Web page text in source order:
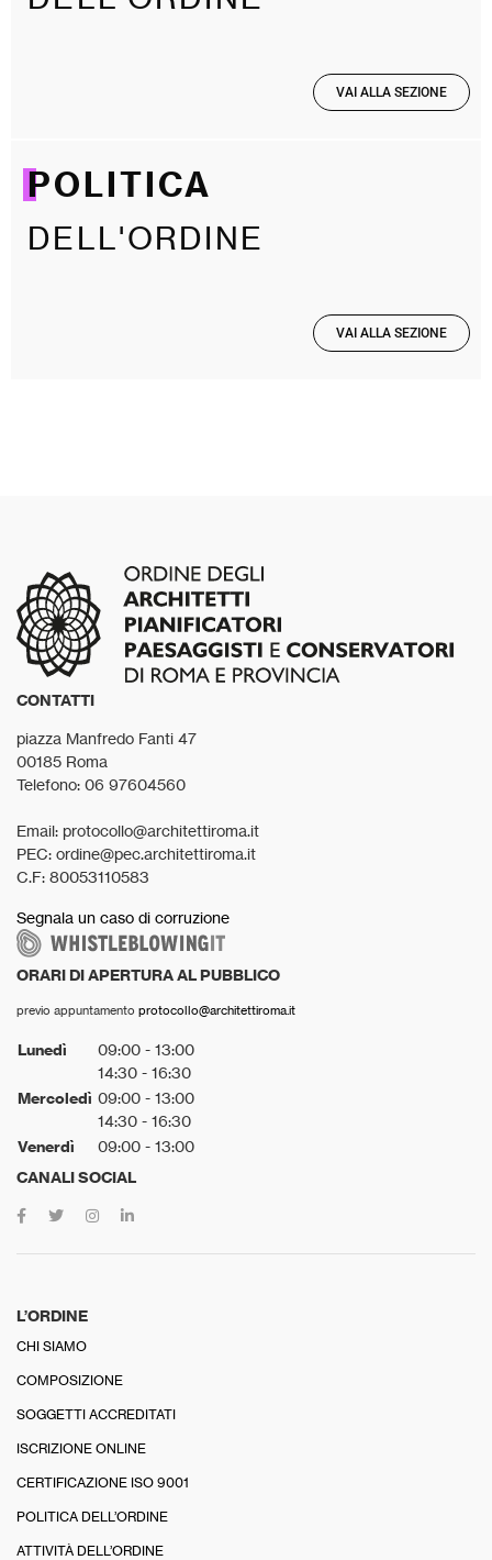
VAI ALLA SEZIONE
POLITICA
DELL'ORDINE
VAI ALLA SEZIONE
CONTATTI
piazza Manfredo Fanti 47
00185 Roma
Telefono: 06 97604560
Email: protocollo@architettiroma.it
PEC: ordine@pec.architettiroma.it
C.F: 80053110583
Segnala un caso di corruzione
ORARI DI APERTURA AL PUBBLICO
previo appuntamento protocollo@architettiroma.it
Lunedì
09:00 - 13:00
14:30 - 16:30
Mercoledì 09:00 - 13:00
14:30 - 16:30
Venerdì 09:00 - 13:00
CANALI SOCIAL
L’ORDINE
CHI SIAMO
COMPOSIZIONE
SOGGETTI ACCREDITATI
ISCRIZIONE ONLINE
CERTIFICAZIONE ISO 9001
POLITICA DELL’ORDINE
ATTIVITÀ DELL’ORDINE